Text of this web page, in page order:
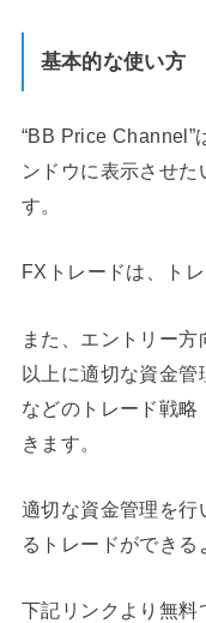
基本的な使い方
“BB Price Channel”
ンドウに表示させ
す。
FXトレードは、ト
また、エントリー
以上に適切な資金
などのトレード戦略
きます。
適切な資金管理を
るトレードができる
下記リンクより無料